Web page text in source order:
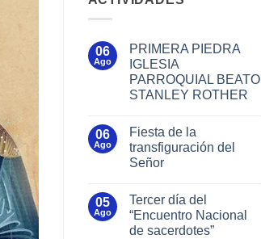
06
Ago
PRIMERA PIEDRA
IGLESIA
PARROQUIAL BEATO
STANLEY ROTHER
06
Ago
Fiesta de la
transfiguración del
Señor
05
Ago
Tercer día del
“Encuentro Nacional
de sacerdotes”